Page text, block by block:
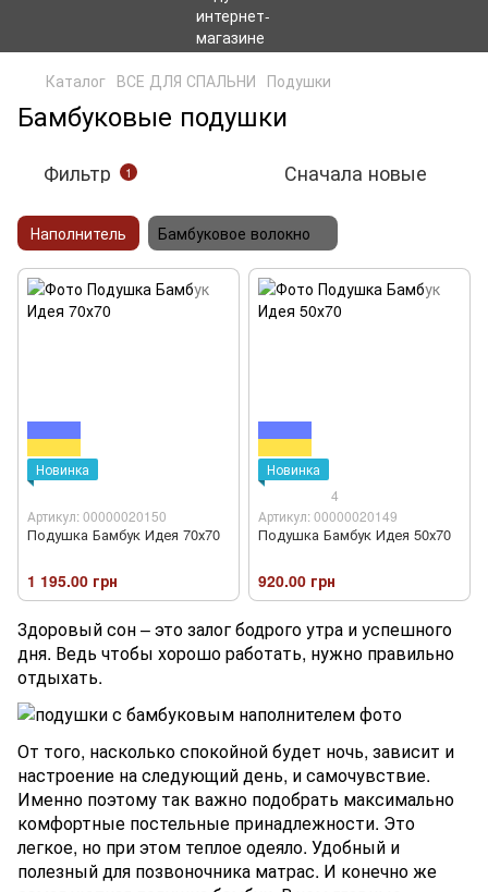
Каталог ВСЕ ДЛЯ СПАЛЬНИ Подушки
Бамбуковые подушки
Фильтр 1 Сначала новые
Наполнитель Бамбуковое волокно
Новинка
Артикул: 00000020150
Подушка Бамбук Идея 70х70
1 195.00 грн
Новинка
4
Артикул: 00000020149
Подушка Бамбук Идея 50х70
920.00 грн
Здоровый сон – это залог бодрого утра и успешного
дня. Ведь чтобы хорошо работать, нужно правильно
отдыхать.
От того, насколько спокойной будет ночь, зависит и
настроение на следующий день, и самочувствие.
Именно поэтому так важно подобрать максимально
комфортные постельные принадлежности. Это
легкое, но при этом теплое одеяло. Удобный и
полезный для позвоночника матрас. И конечно же